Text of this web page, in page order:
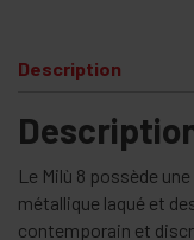
Description
Le Milù 8 possède
métallique laqué et
contemporain et